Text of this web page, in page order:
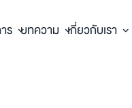
ร บทความ เกี่ยวกับเรา